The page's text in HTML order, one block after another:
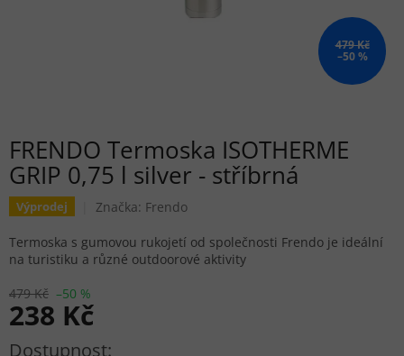
479 Kč
–50 %
FRENDO Termoska ISOTHERME
GRIP 0,75 l silver - stříbrná
Výprodej Značka: Frendo
479 Kč –50 %
238 Kč
Měrná cena:
Termoska s gumovou rukojetí od společnosti Frendo je ideální
na turistiku a různé outdoorové aktivity